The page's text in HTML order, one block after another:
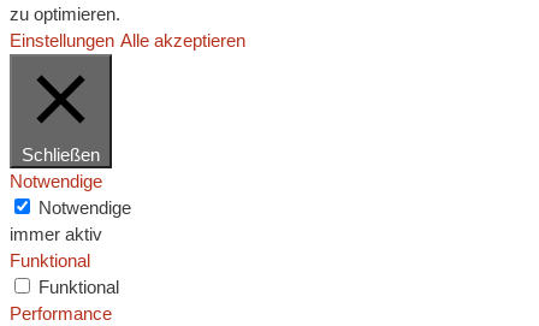
zu optimieren.
Einstellungen Alle akzeptieren
Schließen
Notwendige
Notwendige
immer aktiv
Funktional
Funktional
Performance